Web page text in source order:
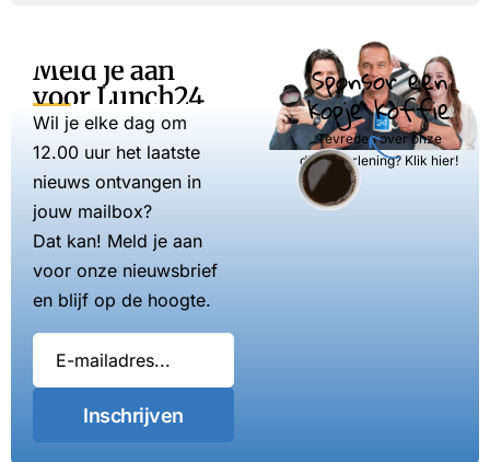
Meld je aan
voor Lunch24
Wil je elke dag om
12.00 uur het laatste
nieuws ontvangen in
jouw mailbox?
Dat kan! Meld je aan
voor onze nieuwsbrief
en blijf op de hoogte.
Inschrijven
Sponsor een
kopje koffie
Tevreden over onze
dienstverlening? Klik hier!